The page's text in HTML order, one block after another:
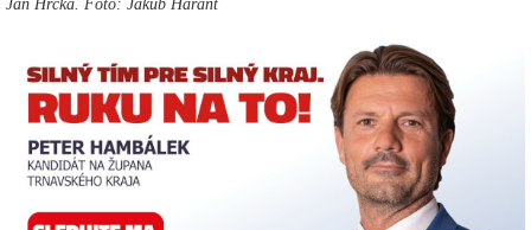
Ján Hrčka. Foto: Jakub Harant